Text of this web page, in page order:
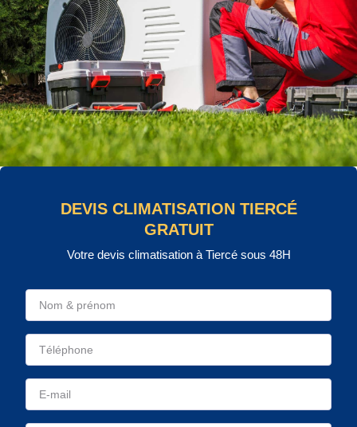
DEVIS CLIMATISATION TIERCÉ
GRATUIT
Votre devis climatisation à Tiercé sous 48H